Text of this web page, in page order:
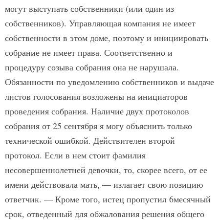
могут выступать собственники (или один из
собственников). Управляющая компания не имеет
собственности в этом доме, поэтому и инициировать
собрание не имеет права. Соответственно и
процедуру созыва собрания она не нарушала.
Обязанности по уведомлению собственников и выдаче
листов голосования возложены на инициаторов
проведения собрания. Наличие двух протоколов
собрания от 25 сентября я могу объяснить только
технической ошибкой. Действителен второй
протокол. Если в нем стоит фамилия
несовершеннолетней девочки, то, скорее всего, от ее
имени действовала мать, — излагает свою позицию
ответчик. — Кроме того, истец пропустил 6­месячный
срок, отведенный для обжалования решения общего